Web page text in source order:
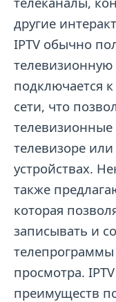
другие
IPTV обычно
телевизионную
подключается
сети, что
телевизоре
устройствах.
также
которая
записывать и
просмотра.
преимуществ